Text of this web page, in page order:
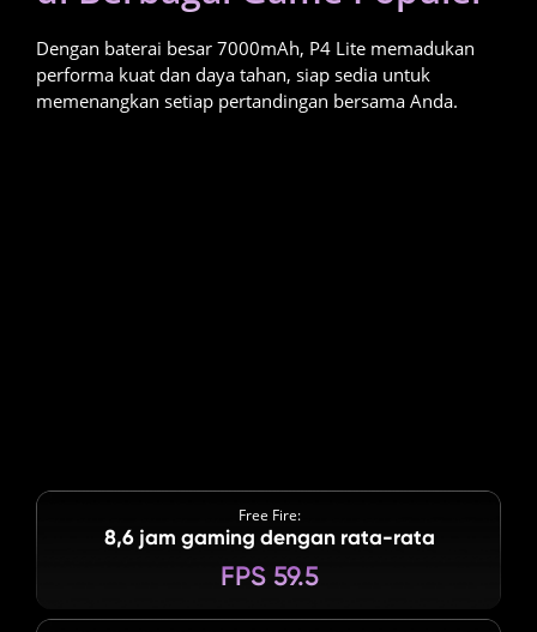
8,6 jam gaming dengan rata-rata
FPS 59.5
Free Fire:
Dengan baterai besar 7000mAh, P4 Lite memadukan
performa kuat dan daya tahan, siap sedia untuk
memenangkan setiap pertandingan bersama Anda.